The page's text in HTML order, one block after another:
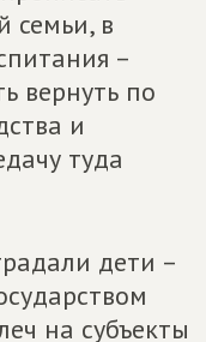
семьи, в
–
вернуть по
и
туда
дети –
на субъекты